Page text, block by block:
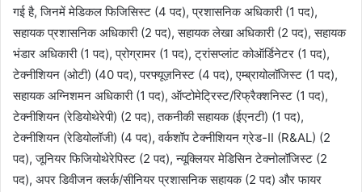
गई है, जिनमें मेडिकल फिजिसिस्ट (4 पद), प्रशासनिक अधिकारी (1 पद),
सहायक प्रशासनिक अधिकारी (2 पद), सहायक लेखा अधिकारी (2 पद), सहायक
भंडार अधिकारी (1 पद), प्रोग्रामर (1 पद), ट्रांसप्लांट कोऑर्डिनेटर (1 पद),
टेक्नीशियन (ओटी) (40 पद), परफ्यूज़निस्ट (4 पद), एम्ब्रायोलॉजिस्ट (1 पद),
सहायक अग्निशमन अधिकारी (1 पद), ऑप्टोमेट्रिस्ट/रिफ्रैक्शनिस्ट (1 पद),
टेक्नीशियन (रेडियोथेरेपी) (2 पद), तकनीकी सहायक (ईएनटी) (1 पद),
टेक्नीशियन (रेडियोलॉजी) (4 पद), वर्कशॉप टेक्नीशियन ग्रेड-II (R&AL) (2
पद), जूनियर फिजियोथेरेपिस्ट (2 पद), न्यूक्लियर मेडिसिन टेक्नोलॉजिस्ट (2
पद), अपर डिवीजन क्लर्क/सीनियर प्रशासनिक सहायक (2 पद) और फायर